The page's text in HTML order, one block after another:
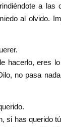
a
al olvido.
hacerlo, eres
no pasa
si has querido